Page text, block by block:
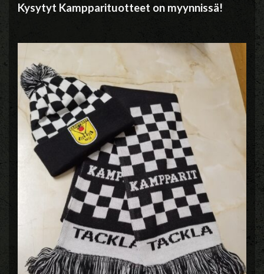
Kysytyt Kampparituotteet on myynnissä!